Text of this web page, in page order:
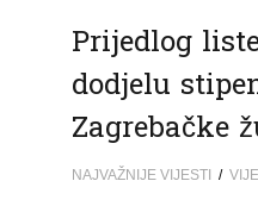
Prijedlog
dodjelu
Zagrebačke
NAJVAŽNIJE VIJESTI /